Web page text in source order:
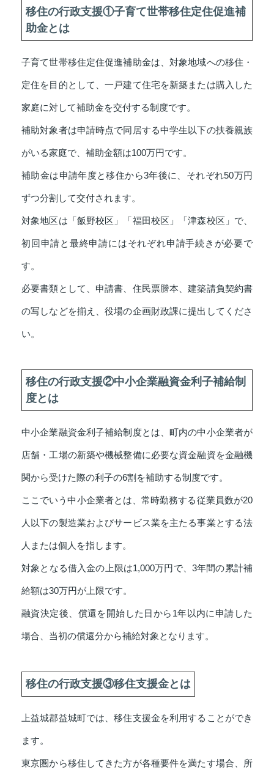
移住の行政支援①子育て世帯移住定住促進補
助金とは
子育て世帯移住定住促進補助金は、対象地域への移住・
定住を目的として、一戸建て住宅を新築または購入した
家庭に対して補助金を交付する制度です。
補助対象者は申請時点で同居する中学生以下の扶養親族
がいる家庭で、補助金額は100万円です。
補助金は申請年度と移住から3年後に、それぞれ50万円
ずつ分割して交付されます。
対象地区は「飯野校区」「福田校区」「津森校区」で、
初回申請と最終申請にはそれぞれ申請手続きが必要で
す。
必要書類として、申請書、住民票謄本、建築請負契約書
の写しなどを揃え、役場の企画財政課に提出してくださ
い。
移住の行政支援②中小企業融資金利子補給制
度とは
中小企業融資金利子補給制度とは、町内の中小企業者が
店舗・工場の新築や機械整備に必要な資金融資を金融機
関から受けた際の利子の6割を補助する制度です。
ここでいう中小企業者とは、常時勤務する従業員数が20
人以下の製造業およびサービス業を主たる事業とする法
人または個人を指します。
対象となる借入金の上限は1,000万円で、3年間の累計補
給額は30万円が上限です。
融資決定後、償還を開始した日から1年以内に申請した
場合、当初の償還分から補給対象となります。
移住の行政支援③移住支援金とは
上益城郡益城町では、移住支援金を利用することができ
ます。
東京圏から移住してきた方が各種要件を満たす場合、所